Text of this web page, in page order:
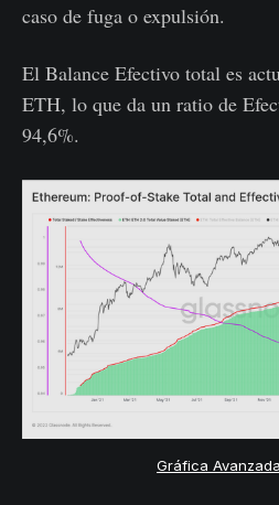
caso de fuga o expulsión.
El Balance Efectivo total es
ETH, lo que da un ratio de
94,6%.
Gráfica